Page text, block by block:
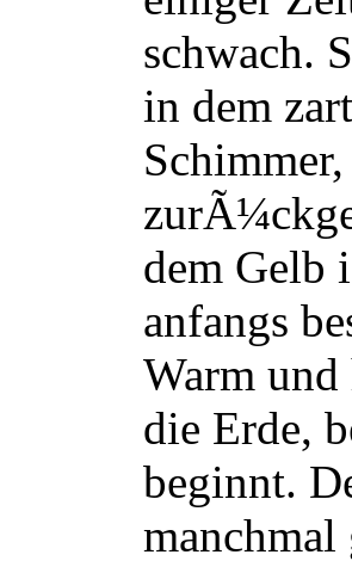
schwach.
in dem
dem Gelb
anfangs
Warm und
die Erde,
beginnt.
manchmal